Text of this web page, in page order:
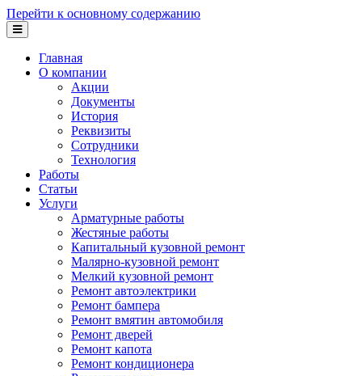
Перейти к основному содержанию
Главная
О компании
Акции
Документы
История
Реквизиты
Сотрудники
Технология
Работы
Статьи
Услуги
Арматурные работы
Жестяные работы
Капитальный кузовной ремонт
Малярно-кузовной ремонт
Мелкий кузовной ремонт
Ремонт автоэлектрики
Ремонт бампера
Ремонт вмятин автомобиля
Ремонт дверей
Ремонт капота
Ремонт кондиционера